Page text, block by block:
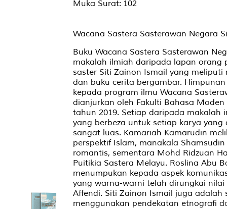
Muka Surat: 102
Wacana Sastera Sasterawan Negara
Buku Wacana Sastera Sasterawan
makalah ilmiah daripada lapan orang
saster Siti Zainon Ismail yang
dan buku cerita bergambar.
kepada program ilmu Wacana
dianjurkan oleh Fakulti Bahasa
tahun 2019. Setiap daripada makalah
yang berbeza untuk setiap karya
sangat luas. Kamariah Kamarudin
perspektif Islam, manakala
romantis, sementara Mohd Ridzuan
Puitikia Sastera Melayu. Roslina Abu
menumpukan kepada aspek
yang warna-warni telah dirungkai
Affendi. Siti Zainon Ismail juga adalah
menggunakan pendekatan etnografi